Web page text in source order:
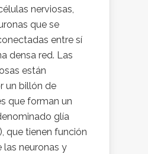
nerviosas,
que se
entre sí
densa red. Las
están
un billón de
que forman un
glía
que tienen función
las neuronas y